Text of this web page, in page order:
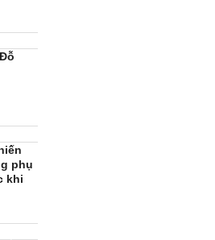
phụ
khi